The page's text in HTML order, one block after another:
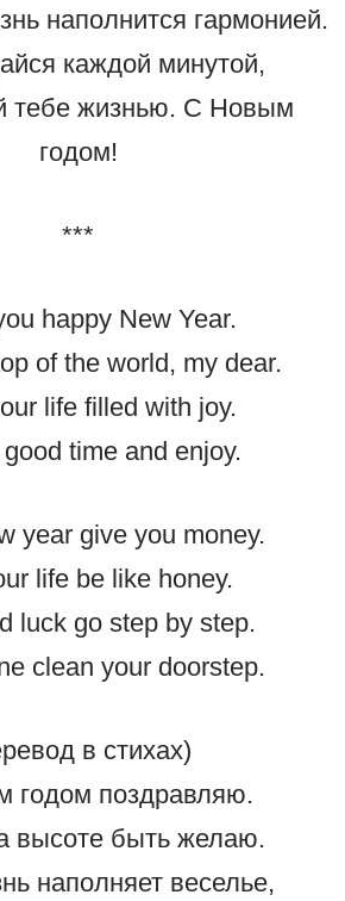
наполнится гармонией.
каждой минутой,
тебе жизнью. С Новым
годом!
***
happy New Year.
of the world, my dear.
life filled with joy.
time and enjoy.
year give you money.
life be like honey.
luck go step by step.
clean your doorstep.
в стихах)
годом поздравляю.
высоте быть желаю.
наполняет веселье,